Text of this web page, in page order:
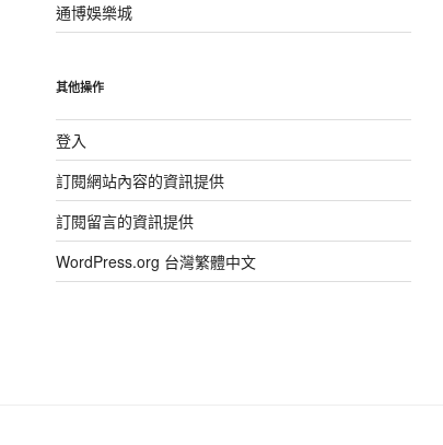
通博娛樂城
其他操作
登入
訂閱網站內容的資訊提供
訂閱留言的資訊提供
WordPress.org 台灣繁體中文